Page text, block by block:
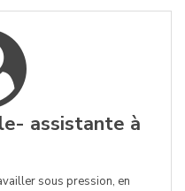
assistante à
sous pression, en